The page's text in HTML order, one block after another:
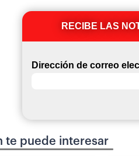
RECIBE LAS
Dirección de correo
te puede interesar